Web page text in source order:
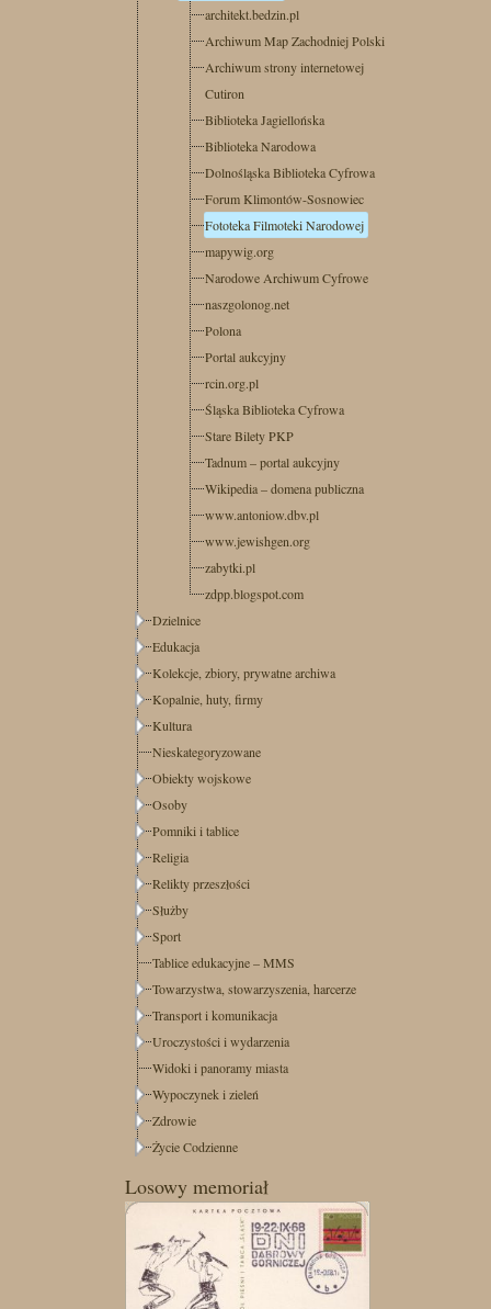
architekt.bedzin.pl
Archiwum Map Zachodniej Polski
Archiwum strony internetowej
Cutiron
Biblioteka Jagiellońska
Biblioteka Narodowa
Dolnośląska Biblioteka Cyfrowa
Forum Klimontów-Sosnowiec
Fototeka Filmoteki Narodowej
mapywig.org
Narodowe Archiwum Cyfrowe
naszgolonog.net
Polona
Portal aukcyjny
rcin.org.pl
Śląska Biblioteka Cyfrowa
Stare Bilety PKP
Tadnum – portal aukcyjny
Wikipedia – domena publiczna
www.antoniow.dbv.pl
www.jewishgen.org
zabytki.pl
zdpp.blogspot.com
Dzielnice
Edukacja
Kolekcje, zbiory, prywatne archiwa
Kopalnie, huty, firmy
Kultura
Nieskategoryzowane
Obiekty wojskowe
Osoby
Pomniki i tablice
Religia
Relikty przeszłości
Służby
Sport
Tablice edukacyjne – MMS
Towarzystwa, stowarzyszenia, harcerze
Transport i komunikacja
Uroczystości i wydarzenia
Widoki i panoramy miasta
Wypoczynek i zieleń
Zdrowie
Życie Codzienne
Losowy memoriał